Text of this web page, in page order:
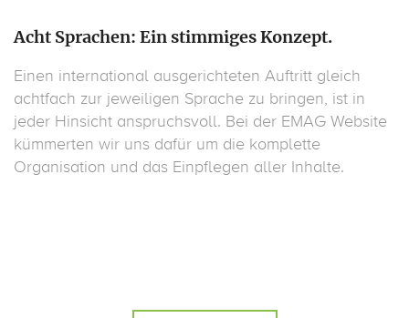
Acht Sprachen: Ein stimmiges Konzept.
Einen international ausgerichteten Auftritt gleich
achtfach zur jeweiligen Sprache zu bringen, ist in
jeder Hinsicht anspruchsvoll. Bei der EMAG Website
kümmerten wir uns dafür um die komplette
Organisation und das Einpflegen aller Inhalte.